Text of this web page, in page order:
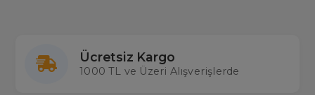
Ücretsiz Kargo
1000 TL ve Üzeri Alışverişlerde